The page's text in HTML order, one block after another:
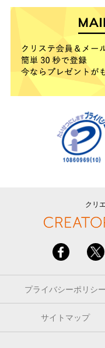
クリ
プライバシーポリシー
サイトマップ